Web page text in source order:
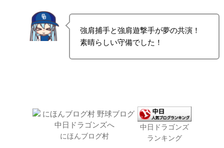
強肩捕手と強肩遊撃手が夢の共演！
素晴らしい守備でした！
にほんブログ村
中日ドラゴンズ
ランキング